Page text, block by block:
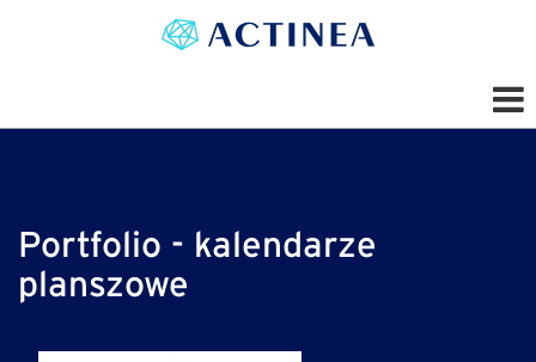
Portfolio - kalendarze
planszowe